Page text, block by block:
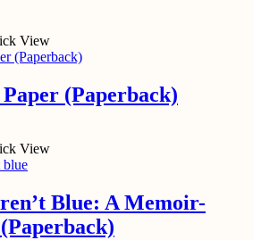
View
(Paperback)
View
Blue: A Memoir-